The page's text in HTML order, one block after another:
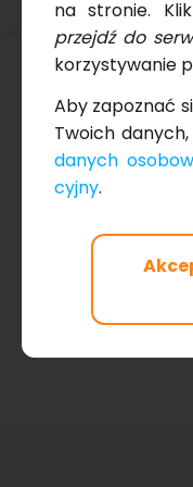
na stro­nie.
przejdź do
ko­rzy­sty­wa­nie
Aby za­po­znać
Two­ich
da­nych
cyj­ny.